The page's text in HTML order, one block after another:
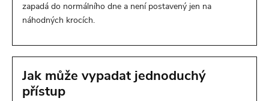
zapadá do normálního dne a není postavený jen na
náhodných krocích.
Jak může vypadat jednoduchý
přístup